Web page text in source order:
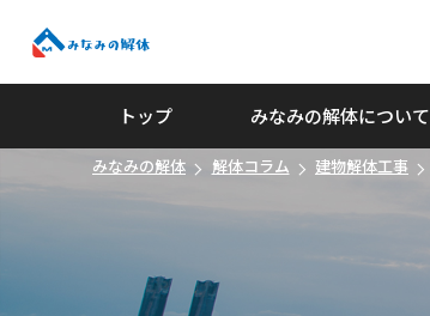
トップ みなみの解体について
みなみの解体 解体コラム 建物解体工事